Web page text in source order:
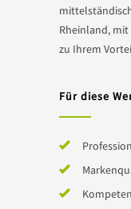
Rheinland,
zu Ihrem
Für diese